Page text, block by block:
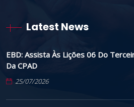
Latest News
EBD: Assista Às Lições 06 Do
Da CPAD
25/07/2026